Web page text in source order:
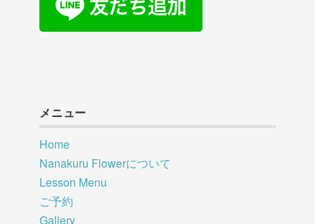
メニュー
Home
Nanakuru Flowerについて
Lesson Menu
ご予約
Gallery